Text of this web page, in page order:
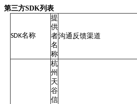
第三方SDK列表
SDK名称
提
供
者
名
称
沟通反馈渠道
杭
州
天
谷
信